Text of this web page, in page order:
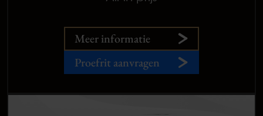
Meer informatie
Proefrit aanvragen